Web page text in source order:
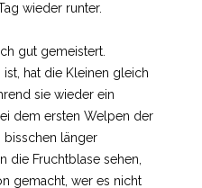
wieder runter.
gut gemeistert.
ist, hat die Kleinen gleich
sie wieder ein
dem ersten Welpen der
bisschen länger
die Fruchtblase sehen,
gemacht, wer es nicht